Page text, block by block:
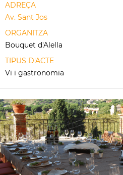
ADREÇA
Av. Sant Jos
ORGANITZA
Bouquet d'Alella
TIPUS D'ACTE
Vi i gastronomia